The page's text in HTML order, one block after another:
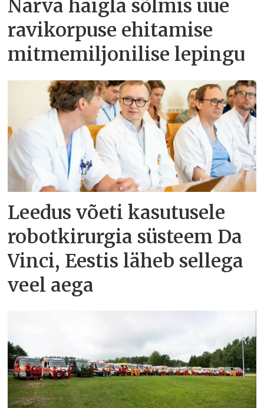
Narva haigla sõlmis uue
ravikorpuse ehitamise
mitmemiljonilise lepingu
Leedus võeti kasutusele
robotkirurgia süsteem Da
Vinci, Eestis läheb sellega
veel aega